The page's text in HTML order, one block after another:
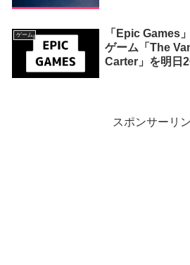
Delivery
ゲーム
「Epic Games
ゲーム「The
Carter」を明日
時までの1日限
スポンサーリ